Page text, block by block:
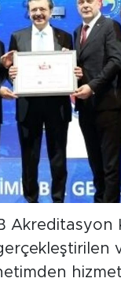
Akreditasyon
hizmet